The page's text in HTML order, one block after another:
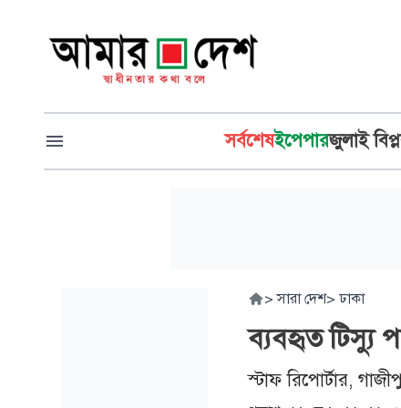
সর্বশেষইপেপারজুলাই
> সারা দেশ> ঢাকা
ব্যবহৃত টিস্যু
স্টাফ রিপোর্টার,